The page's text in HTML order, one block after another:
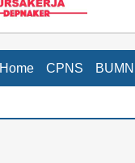
Home CPNS BUMN